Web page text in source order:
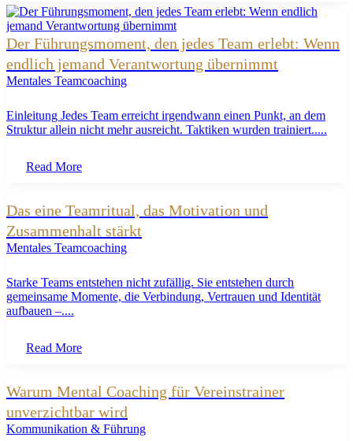
Der Führungsmoment, den jedes Team erlebt: Wenn
endlich jemand Verantwortung übernimmt
Mentales Teamcoaching
Einleitung Jedes Team erreicht irgendwann einen Punkt, an dem
Struktur allein nicht mehr ausreicht. Taktiken wurden trainiert.....
Read More
Das eine Teamritual, das Motivation und
Zusammenhalt stärkt
Mentales Teamcoaching
Starke Teams entstehen nicht zufällig. Sie entstehen durch
gemeinsame Momente, die Verbindung, Vertrauen und Identität
aufbauen –....
Read More
Warum Mental Coaching für Vereinstrainer
unverzichtbar wird
Kommunikation & Führung